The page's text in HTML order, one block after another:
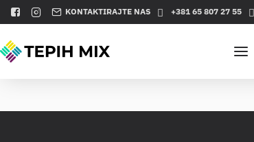
KONTAKTIRAJTE NAS +381 65 807 27 55